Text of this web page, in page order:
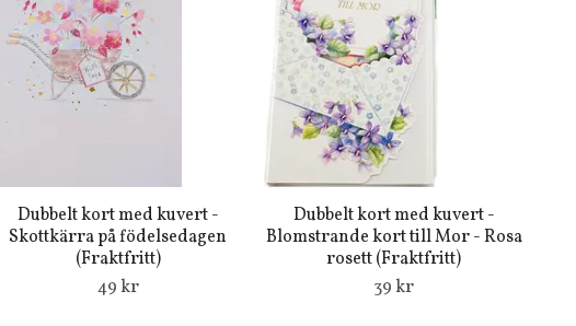
Dubbelt kort med kuvert -
Skottkärra på födelsedagen
(Fraktfritt)
49 kr
Dubbelt kort med kuvert -
Blomstrande kort till Mor - Rosa
rosett (Fraktfritt)
39 kr